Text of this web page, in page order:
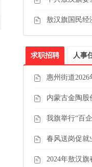
敖汉旗国民经
求职招聘 人事
惠州街道
内蒙古金陶股
我旗举行“百
春风送岗促就
2024年敖汉